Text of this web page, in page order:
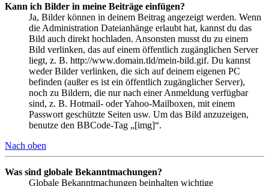
Kann ich Bilder in meine Beiträge einfügen?
Ja, Bilder können in deinem Beitrag angezeigt werden. Wenn
die Administration Dateianhänge erlaubt hat, kannst du das
Bild auch direkt hochladen. Ansonsten musst du zu einem
Bild verlinken, das auf einem öffentlich zugänglichen Server
liegt, z. B. http://www.domain.tld/mein-bild.gif. Du kannst
weder Bilder verlinken, die sich auf deinem eigenen PC
befinden (außer es ist ein öffentlich zugänglicher Server),
noch zu Bildern, die nur nach einer Anmeldung verfügbar
sind, z. B. Hotmail- oder Yahoo-Mailboxen, mit einem
Passwort geschützte Seiten usw. Um das Bild anzuzeigen,
benutze den BBCode-Tag „[img]“.
Nach oben
Was sind globale Bekanntmachungen?
Globale Bekanntmachungen beinhalten wichtige